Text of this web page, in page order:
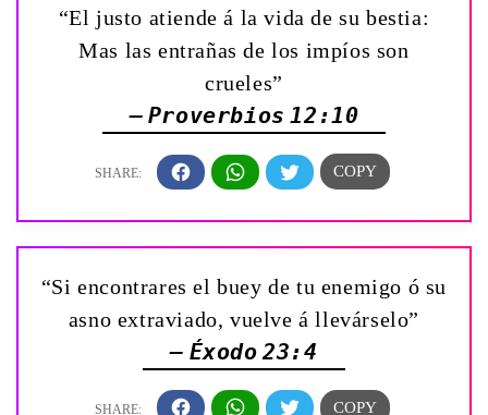
“El justo atiende á la vida de su bestia:
Mas las entrañas de los impíos son
crueles”
— Proverbios 12:10
“Si encontrares el buey de tu enemigo ó su
asno extraviado, vuelve á llevárselo”
— Éxodo 23:4